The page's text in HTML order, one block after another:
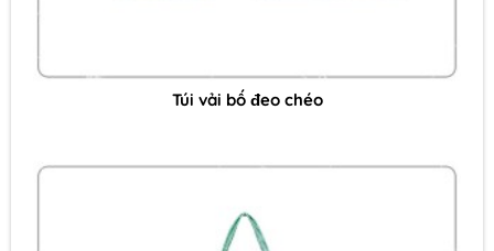
Túi vải bố đeo chéo